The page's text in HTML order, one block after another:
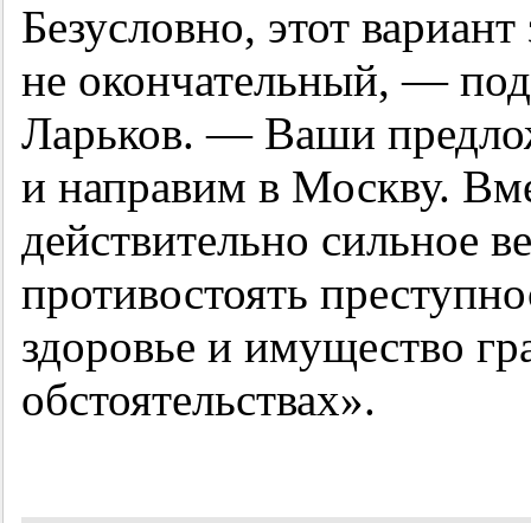
Безусловно, этот
не окончательный, —
Ларьков. — Ваши
и направим в Москву.
действительно сильное
противостоять
здоровье и имущество
обстоятельствах».